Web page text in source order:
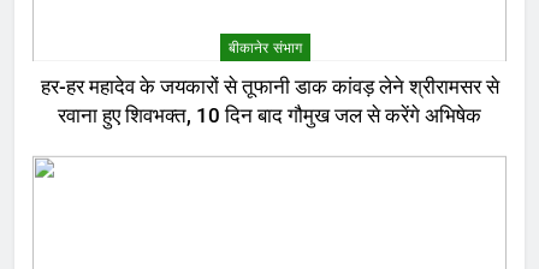
बीकानेर संभाग
हर-हर महादेव के जयकारों से तूफानी डाक कांवड़ लेने श्रीरामसर से
रवाना हुए शिवभक्त, 10 दिन बाद गौमुख जल से करेंगे अभिषेक